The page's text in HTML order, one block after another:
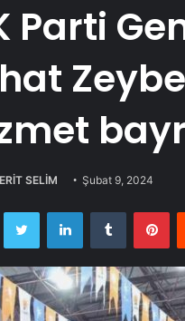
Parti
SELİM Şubat 9, 2024
Twitter LinkedInTumblr